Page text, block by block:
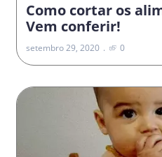
Como cortar os
Vem conferir!
setembro 29, 2020 0